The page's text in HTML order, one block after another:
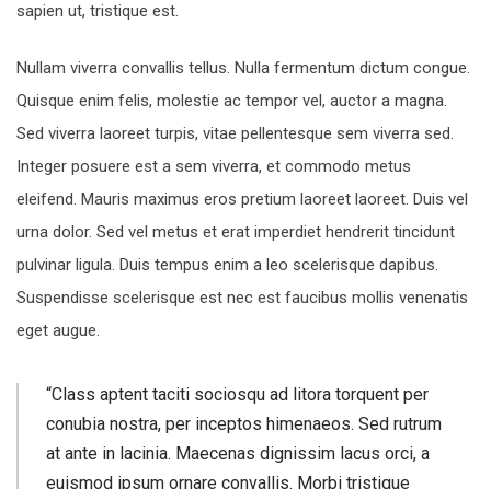
sapien ut, tristique est.
Nullam viverra convallis tellus. Nulla fermentum dictum congue.
Quisque enim felis, molestie ac tempor vel, auctor a magna.
Sed viverra laoreet turpis, vitae pellentesque sem viverra sed.
Integer posuere est a sem viverra, et commodo metus
eleifend. Mauris maximus eros pretium laoreet laoreet. Duis vel
urna dolor. Sed vel metus et erat imperdiet hendrerit tincidunt
pulvinar ligula. Duis tempus enim a leo scelerisque dapibus.
Suspendisse scelerisque est nec est faucibus mollis venenatis
eget augue.
“Class aptent taciti sociosqu ad litora torquent per
conubia nostra, per inceptos himenaeos. Sed rutrum
at ante in lacinia. Maecenas dignissim lacus orci, a
euismod ipsum ornare convallis. Morbi tristique